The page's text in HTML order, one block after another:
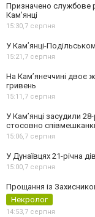
Призначено службове
Кам’янці
15:30,7 серпня
У Кам’янці-
15:21,7 серпня
На Камʼянеччині двоє
гривень
15:11,7 серпня
У Камʼянці засудили
стосовно
15:06,7 серпня
У Дунаївцях 21-річна
15:00,7 серпня
Прощання із
Некролог
14:53,7 серпня